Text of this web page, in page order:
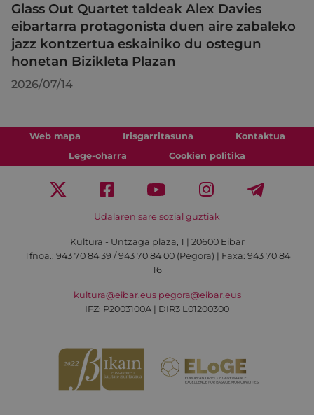
Glass Out Quartet taldeak Alex Davies
eibartarra protagonista duen aire zabaleko
jazz kontzertua eskainiko du ostegun
honetan Bizikleta Plazan
2026/07/14
Web mapa Irisgarritasuna
Kontaktua
Lege-oharra
Cookien politika
Udalaren sare sozial guztiak
Kultura - Untzaga plaza, 1 | 20600 Eibar
Tfnoa.: 943 70 84 39 / 943 70 84 00 (Pegora) | Faxa: 943 70 84
16
kultura@eibar.eus pegora@eibar.eus
IFZ: P2003100A | DIR3 L01200300